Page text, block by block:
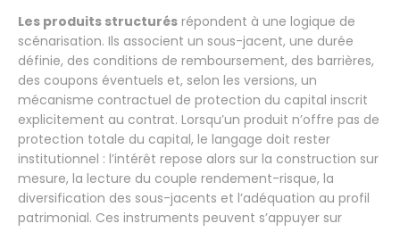
Les produits structurés répondent à une logique de
scénarisation. Ils associent un sous-jacent, une durée
définie, des conditions de remboursement, des barrières,
des coupons éventuels et, selon les versions, un
mécanisme contractuel de protection du capital inscrit
explicitement au contrat. Lorsqu’un produit n’offre pas de
protection totale du capital, le langage doit rester
institutionnel : l’intérêt repose alors sur la construction sur
mesure, la lecture du couple rendement-risque, la
diversification des sous-jacents et l’adéquation au profil
patrimonial. Ces instruments peuvent s’appuyer sur